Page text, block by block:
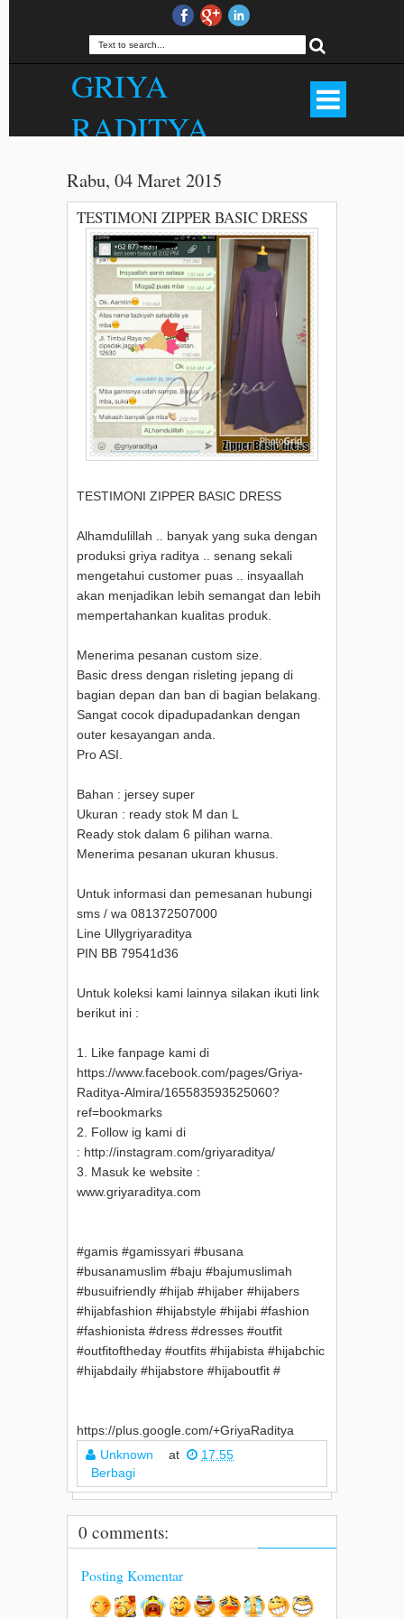
GRIYA
RADITYA
Kerudung, Mukena, Dll. Kualitas Butik
Harga Menarik. . WA 081372507000.
Rabu, 04 Maret 2015
TESTIMONI ZIPPER BASIC DRESS
TESTIMONI ZIPPER BASIC DRESS
Alhamdulillah .. banyak yang suka dengan
produksi griya raditya .. senang sekali
mengetahui customer puas .. insyaallah
akan menjadikan lebih semangat dan lebih
mempertahankan kualitas produk.
Menerima pesanan custom size.
Basic dress dengan risleting jepang di
bagian depan dan ban di bagian belakang.
Sangat cocok dipadupadankan dengan
outer kesayangan anda.
Pro ASI.
Bahan : jersey super
Ukuran : ready stok M dan L
Ready stok dalam 6 pilihan warna.
Menerima pesanan ukuran khusus.
Untuk informasi dan pemesanan hubungi
sms / wa 081372507000
Line Ullygriyaraditya
PIN BB 79541d36
Untuk koleksi kami lainnya silakan ikuti link
berikut ini :
1. Like fanpage kami di
https://www.facebook.com/pages/Griya-
Raditya-Almira/165583593525060?
ref=bookmarks
2. Follow ig kami di
: http://instagram.com/griyaraditya/
3. Masuk ke website :
www.griyaraditya.com
#gamis #gamissyari #busana
#busanamuslim #baju #bajumuslimah
#busuifriendly #hijab #hijaber #hijabers
#hijabfashion #hijabstyle #hijabi #fashion
#fashionista #dress #dresses #outfit
#outfitoftheday #outfits #hijabista #hijabchic
#hijabdaily #hijabstore #hijaboutfit #
https://plus.google.com/+GriyaRaditya
Unknown
at
17.55
Berbagi
0 comments:
Posting Komentar